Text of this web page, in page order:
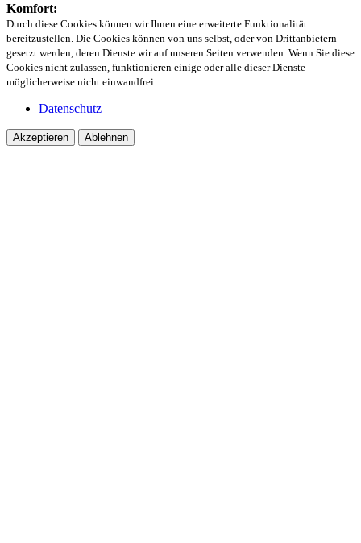
Komfort:
Durch diese Cookies können wir Ihnen eine erweiterte Funktionalität
bereitzustellen. Die Cookies können von uns selbst, oder von Drittanbietern
gesetzt werden, deren Dienste wir auf unseren Seiten verwenden. Wenn Sie diese
Cookies nicht zulassen, funktionieren einige oder alle dieser Dienste
möglicherweise nicht einwandfrei.
Datenschutz
Akzeptieren Ablehnen